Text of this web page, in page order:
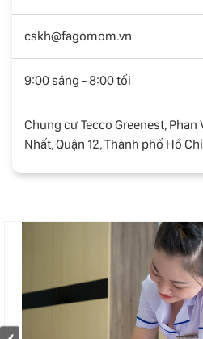
cskh@fagomom.vn
9:00 sáng - 8:00 tối
Chung cư Tecco Greenest, Phan
Nhất, Quận 12, Thành phố Hồ